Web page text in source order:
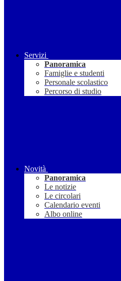
Servizi
Panoramica
Famiglie e studenti
Personale scolastico
Percorso di studio
Novità
Panoramica
Le notizie
Le circolari
Calendario eventi
Albo online